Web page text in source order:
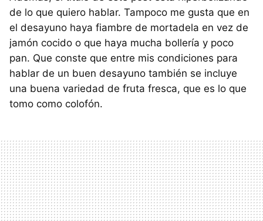
de lo que quiero hablar. Tampoco me gusta que en
el desayuno haya fiambre de mortadela en vez de
jamón cocido o que haya mucha bollería y poco
pan. Que conste que entre mis condiciones para
hablar de un buen desayuno también se incluye
una buena variedad de fruta fresca, que es lo que
tomo como colofón.